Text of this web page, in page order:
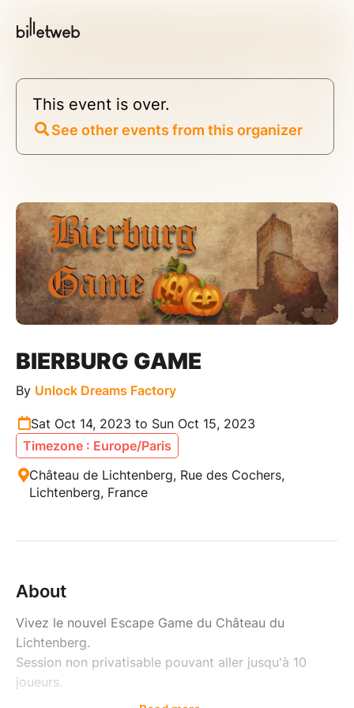
This event is over.
See other events from this organizer
BIERBURG GAME
By Unlock Dreams Factory
Sat Oct 14, 2023 to Sun Oct 15, 2023
Timezone : Europe/Paris
Château de Lichtenberg, Rue des Cochers,
Lichtenberg, France
About
Vivez le nouvel Escape Game du Château du
Lichtenberg.
Session non privatisable pouvant aller jusqu'à 10
joueurs.